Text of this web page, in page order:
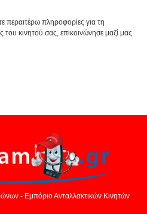
περαιτέρω πληροφορίες για τη
του κινητού σας, επικοινώνησε μαζί μας
- Εμπόριο Ανταλλακτικών Κινητών